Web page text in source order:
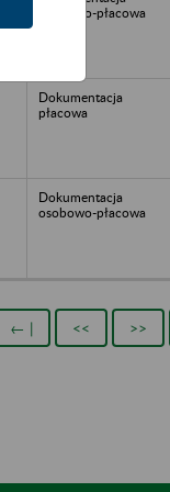
osobowo-płacowa
Dokumentacja
płacowa
Dokumentacja
osobowo-płacowa
← | << >>